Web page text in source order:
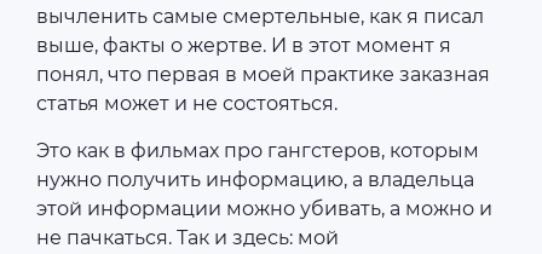
вычленить самые смертельные, как я писал
выше, факты о жертве. И в этот момент я
понял, что первая в моей практике заказная
статья может и не состояться.
Это как в фильмах про гангстеров, которым
нужно получить информацию, а владельца
этой информации можно убивать, а можно и
не пачкаться. Так и здесь: мой